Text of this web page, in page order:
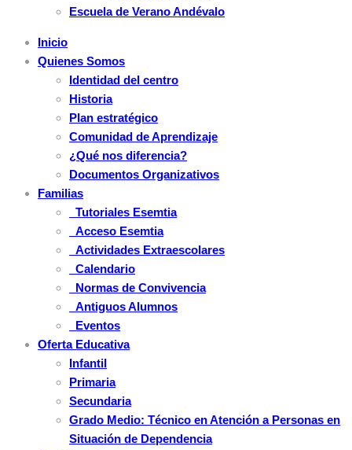
Escuela de Verano Andévalo
Inicio
Quienes Somos
Identidad del centro
Historia
Plan estratégico
Comunidad de Aprendizaje
¿Qué nos diferencia?
Documentos Organizativos
Familias
Tutoriales Esemtia
Acceso Esemtia
Actividades Extraescolares
Calendario
Normas de Convivencia
Antiguos Alumnos
Eventos
Oferta Educativa
Infantil
Primaria
Secundaria
Grado Medio: Técnico en Atención a Personas en
Situación de Dependencia